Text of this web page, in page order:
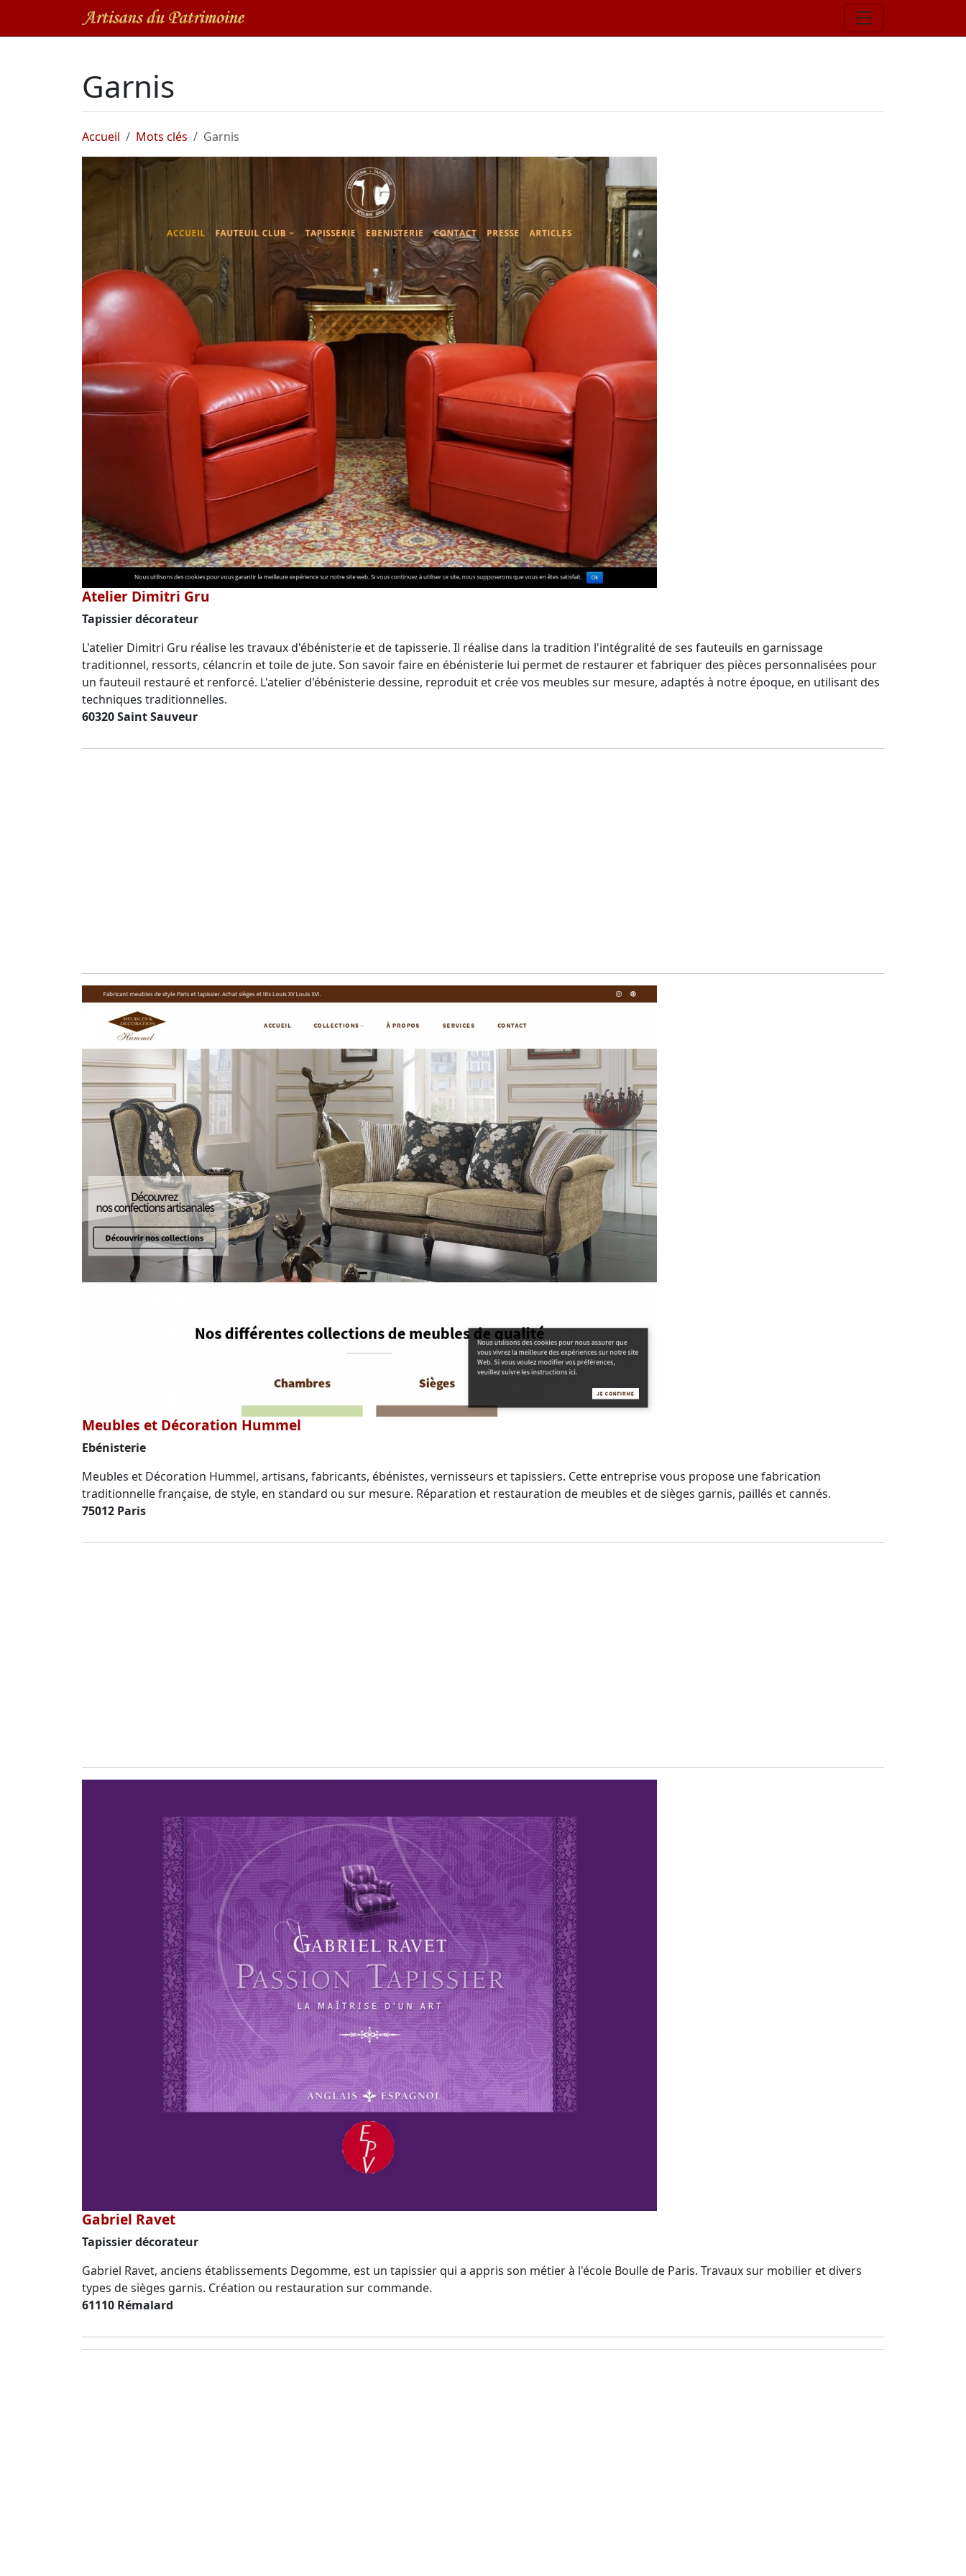
Garnis
Accueil Mots clés Garnis
Atelier Dimitri Gru
Tapissier décorateur
L'atelier Dimitri Gru réalise les travaux d'ébénisterie et de tapisserie. Il réalise dans la tradition l'intégralité de ses fauteuils en garnissage
traditionnel, ressorts, célancrin et toile de jute. Son savoir faire en ébénisterie lui permet de restaurer et fabriquer des pièces personnalisées pour
un fauteuil restauré et renforcé. L'atelier d'ébénisterie dessine, reproduit et crée vos meubles sur mesure, adaptés à notre époque, en utilisant des
techniques traditionnelles.
60320 Saint Sauveur
Meubles et Décoration Hummel
Ebénisterie
Meubles et Décoration Hummel, artisans, fabricants, ébénistes, vernisseurs et tapissiers. Cette entreprise vous propose une fabrication
traditionnelle française, de style, en standard ou sur mesure. Réparation et restauration de meubles et de sièges garnis, paillés et cannés.
75012 Paris
Gabriel Ravet
Tapissier décorateur
Gabriel Ravet, anciens établissements Degomme, est un tapissier qui a appris son métier à l'école Boulle de Paris. Travaux sur mobilier et divers
types de sièges garnis. Création ou restauration sur commande.
61110 Rémalard